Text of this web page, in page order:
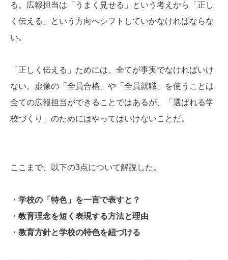
る。広報担当は「うまく見せる」という考えから「正し
く伝える」という方向へシフトしていかなければならな
い。
「正しく伝える」ためには、全てが事実でなければいけ
ない。虚像の「全員合格」や「全員就職」を使うことは
全ての広報担当ができることではあるが、「選ばれる学
校づくり」のためにはやってはいけないことだ。
ここまで、以下の3点について解説した。
・学校の「特色」を一言で表すと？
・教育理念を短く表現する方法と理由
・教育方針と学校の特色を紐づける